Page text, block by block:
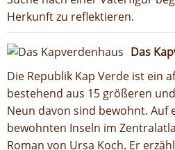
Herkunft zu reflektieren.
Das
Die Republik Kap Verde ist ein
bestehend aus 15 größeren
Neun davon sind bewohnt. Auf
bewohnten Inseln im
Roman von Ursa Koch. Er